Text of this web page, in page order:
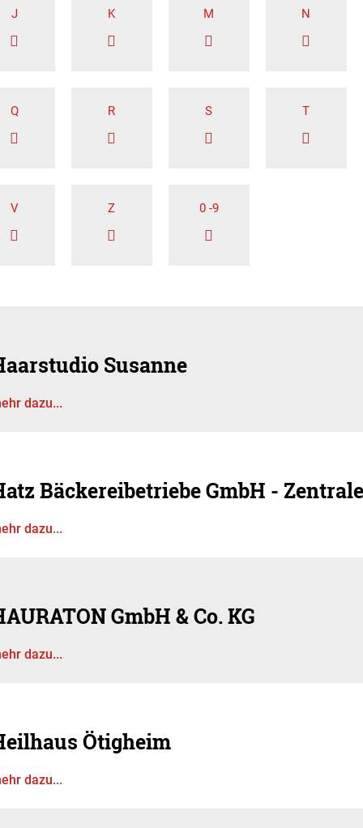
J K M N
Q R S T
V Z 0 -9
Susanne
dazu...
Bäckereibetriebe GmbH - Zentrale
dazu...
GmbH & Co. KG
dazu...
Ötigheim
dazu...